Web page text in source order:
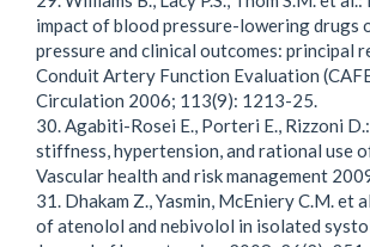
impact of blood pressure-lowering drugs
pressure and clinical outcomes: principal
Conduit Artery Function Evaluation
Circulation 2006; 113(9): 1213-25.
30. Agabiti-Rosei E., Porteri E., Rizzoni
stiffness, hypertension, and rational use
Vascular health and risk management
31. Dhakam Z., Yasmin, McEniery C.M. et
of atenolol and nebivolol in isolated